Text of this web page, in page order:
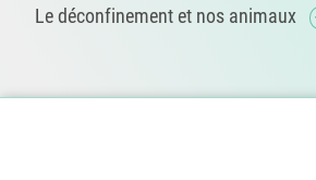
Le déconfinement et nos animaux